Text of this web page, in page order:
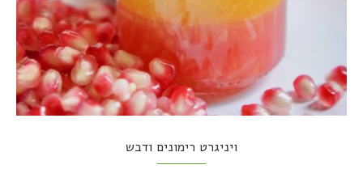
ויניגרט רימונים ודבש